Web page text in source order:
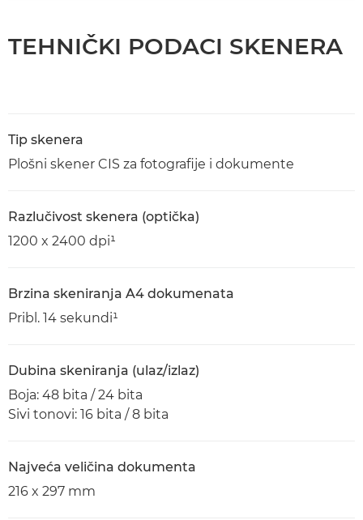
TEHNIČKI PODACI SKENERA
Tip skenera
Plošni skener CIS za fotografije i dokumente
Razlučivost skenera (optička)
1200 x 2400 dpi¹
Brzina skeniranja A4 dokumenata
Pribl. 14 sekundi¹
Dubina skeniranja (ulaz/izlaz)
Boja: 48 bita / 24 bita
Sivi tonovi: 16 bita / 8 bita
Najveća veličina dokumenta
216 x 297 mm